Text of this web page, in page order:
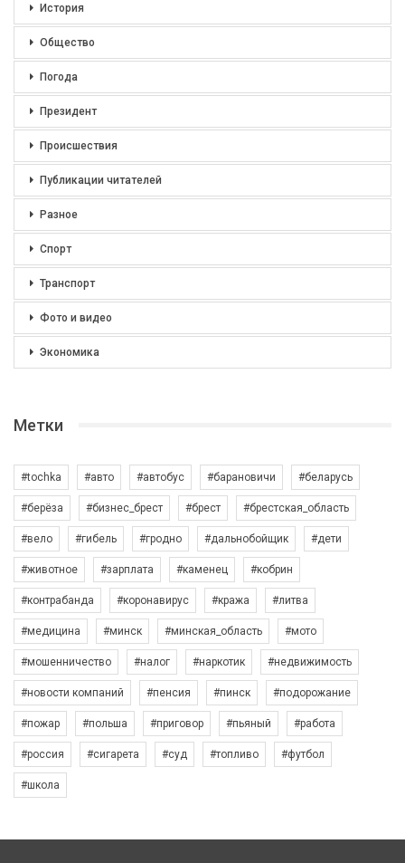
История
Общество
Погода
Президент
Происшествия
Публикации читателей
Разное
Спорт
Транспорт
Фото и видео
Экономика
Метки
#tochka #авто #автобус #барановичи #беларусь
#берёза #бизнес_брест #брест #брестская_область
#вело #гибель #гродно #дальнобойщик #дети
#животное #зарплата #каменец #кобрин
#контрабанда #коронавирус #кража #литва
#медицина #минск #минская_область #мото
#мошенничество #налог #наркотик #недвижимость
#новости компаний #пенсия #пинск #подорожание
#пожар #польша #приговор #пьяный #работа
#россия #сигарета #суд #топливо #футбол
#школа